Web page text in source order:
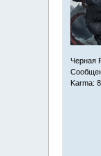
Черная
Karma: 8